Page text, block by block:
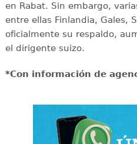
en Rabat. Sin embargo,
entre ellas Finlandia, Gales,
oficialmente su respaldo,
el dirigente suizo.
*Con información de